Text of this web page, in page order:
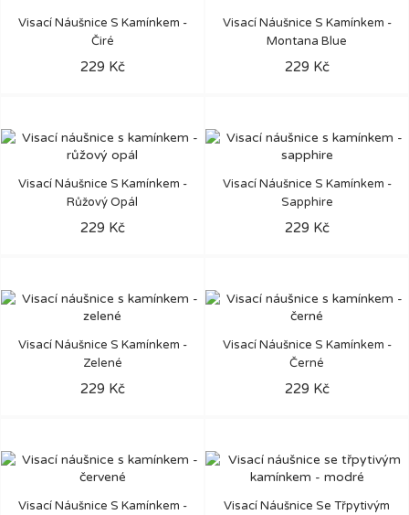
Visací Náušnice S Kamínkem -
Čiré
229 Kč
Visací Náušnice S Kamínkem -
Montana Blue
229 Kč
Visací Náušnice S Kamínkem -
Růžový Opál
229 Kč
Visací Náušnice S Kamínkem -
Sapphire
229 Kč
Visací Náušnice S Kamínkem -
Zelené
229 Kč
Visací Náušnice S Kamínkem -
Černé
229 Kč
Visací Náušnice S Kamínkem -
Visací Náušnice Se Třpytivým